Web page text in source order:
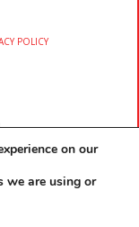
POLICY
on our
we are using or